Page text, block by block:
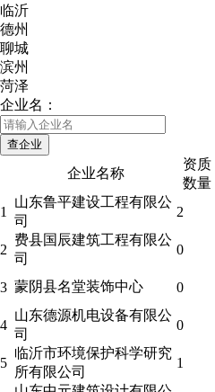
临沂
德州
聊城
滨州
菏泽
企业名：
企业名称
资质
数量
1
山东鲁平建设工程有限公
司
2
2
费县国辰建筑工程有限公
司
0
3 蒙阴县名堂装饰中心 0
4
山东德源机电设备有限公
司
0
5
临沂市环境保护科学研究
所有限公司
1